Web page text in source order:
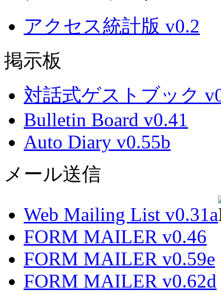
アクセス統計版 v0.2
掲示板
対話式ゲストブック
Bulletin Board v0.41
Auto Diary v0.55b
メール送信
Web Mailing List v0.31a
FORM MAILER v0.46
FORM MAILER v0.59e
FORM MAILER v0.62d